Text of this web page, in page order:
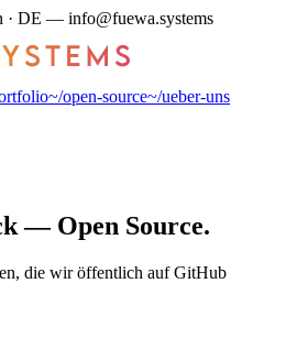
· DE — info@fuewa.systems
~/open-source~/ueber-uns
— Open Source.
die wir öffentlich auf GitHub